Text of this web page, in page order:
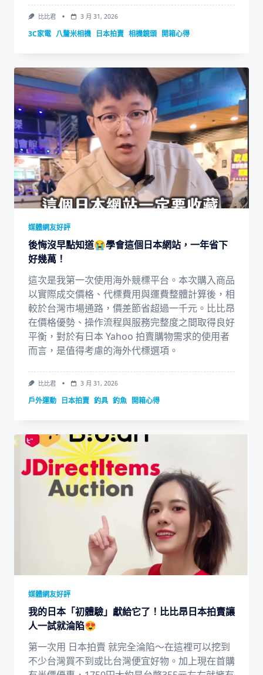
比比君 3 月 31, 2026
3C家電 八釐米相機 日本拍賣 相機鏡頭 開箱心得
媒體網友好評
後悔沒早點知道😭學會這個日本網站，一年省下
好幾萬！
這次是我第一次使用海外競標平台。本次購入商品
以實際成交價格、代標費用與運費整體計算後，相
較於台灣市場通路，價差節省超過一千元。比比昂
在價格優勢、操作流程與服務完整度之間取得良好
平衡，對於有日本 Yahoo 拍賣購物需求的使用者
而言，是值得考慮的海外代標選項。
比比君 3 月 31, 2026
戶外運動 日本拍賣 釣具 釣魚 開箱心得
媒體網友好評
我的日本「初體驗」獻給它了！比比昂日本拍賣讓
人一試就淪陷😍
第一次用 日本拍賣 就完全淪陷～在這裡可以挖到
不少台灣買不到或比台灣便宜好物。加上現在首購